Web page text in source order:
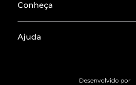
Conheça
Termos de Uso
Ajuda
Desenvolvido por